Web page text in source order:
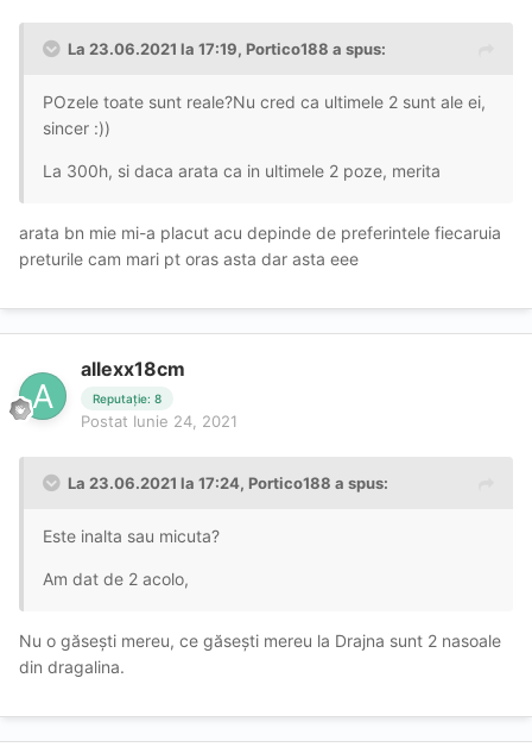
La 23.06.2021 la 17:19, Portico188 a spus:
POzele toate sunt reale?Nu cred ca ultimele 2 sunt ale ei,
sincer :))
La 300h, si daca arata ca in ultimele 2 poze, merita
arata bn mie mi-a placut acu depinde de preferintele fiecaruia
preturile cam mari pt oras asta dar asta eee
allexx18cm
Reputație: 8
Postat Iunie 24, 2021
La 23.06.2021 la 17:24, Portico188 a spus:
Este inalta sau micuta?
Am dat de 2 acolo,
Nu o găsești mereu, ce găsești mereu la Drajna sunt 2 nasoale
din dragalina.